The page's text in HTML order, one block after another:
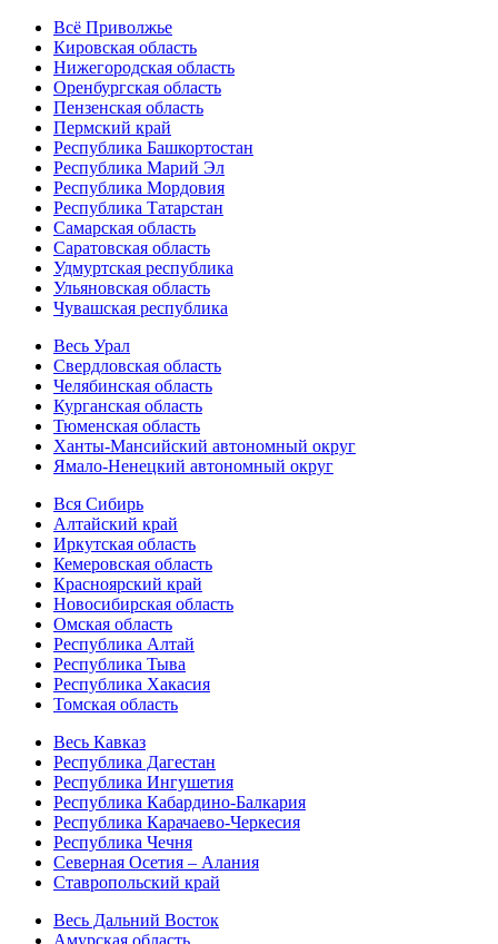
Всё Приволжье
Кировская область
Нижегородская область
Оренбургская область
Пензенская область
Пермский край
Республика Башкортостан
Республика Марий Эл
Республика Мордовия
Республика Татарстан
Самарская область
Саратовская область
Удмуртская республика
Ульяновская область
Чувашская республика
Весь Урал
Свердловская область
Челябинская область
Курганская область
Тюменская область
Ханты-Мансийский автономный округ
Ямало-Ненецкий автономный округ
Вся Сибирь
Алтайский край
Иркутская область
Кемеровская область
Красноярский край
Новосибирская область
Омская область
Республика Алтай
Республика Тыва
Республика Хакасия
Томская область
Весь Кавказ
Республика Дагестан
Республика Ингушетия
Республика Кабардино-Балкария
Республика Карачаево-Черкесия
Республика Чечня
Северная Осетия – Алания
Ставропольский край
Весь Дальний Восток
Амурская область